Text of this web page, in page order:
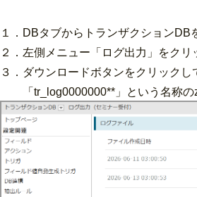
１．DBタブからトランザクション
２．左側メニュー「ログ出力」をクリ
３．ダウンロードボタンをクリック
「tr_log0000000**」という名称の